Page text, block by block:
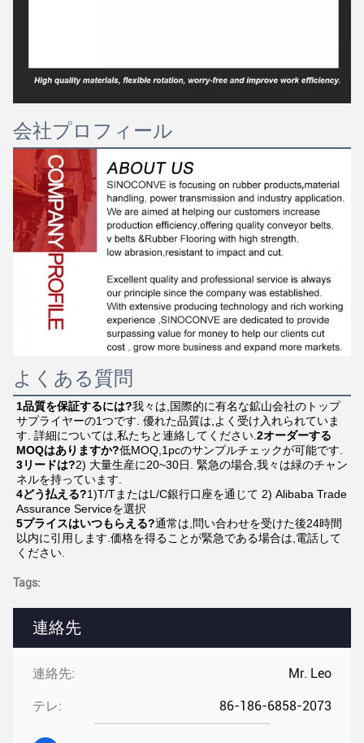
連絡先
連絡先: Mr. Leo
テレ: 86-186-6858-2073
会社プロフィール
よくある質問
1品質を保証するには?我々は,国際的に有名な鉱山会社のトップ
サプライヤーの1つです. 優れた品質は,よく受け入れられていま
す. 詳細については,私たちと連絡してください. 2オーダーする
MOQはありますか?低MOQ,1pcのサンプルチェックが可能です.
3リードは?2) 大量生産に20~30日. 緊急の場合,我々は緑のチャン
ネルを持っています.
4どう払える?1)T/TまたはL/C銀行口座を通じて 2) Alibaba Trade
Assurance Serviceを選択
5プライスはいつもらえる?通常は,問い合わせを受けた後24時間
以内に引用します.価格を得ることが緊急である場合は,電話して
ください.
Tags: